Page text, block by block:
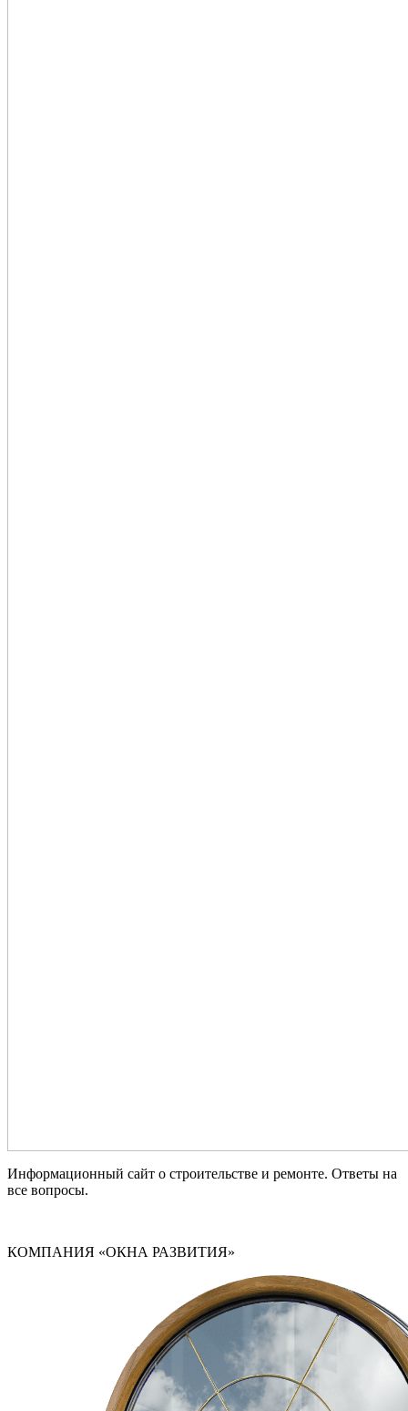
Информационный сайт о строительстве и ремонте. Ответы на
все вопросы.
КОМПАНИЯ «ОКНА РАЗВИТИЯ»